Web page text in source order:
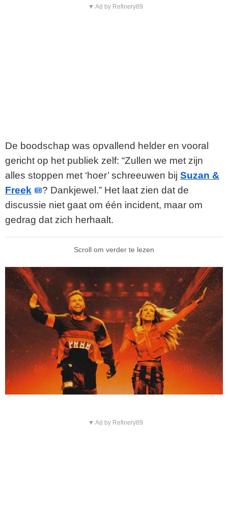
▼ Ad by Refinery89
De boodschap was opvallend helder en vooral
gericht op het publiek zelf: “Zullen we met zijn
alles stoppen met ‘hoer’ schreeuwen bij Suzan &
Freek
? Dankjewel.” Het laat zien dat de
discussie niet gaat om één incident, maar om
gedrag dat zich herhaalt.
Scroll om verder te lezen
▼ Ad by Refinery89